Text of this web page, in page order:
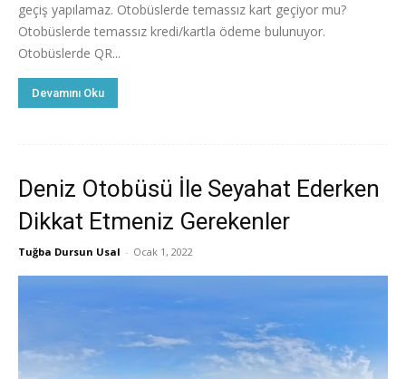
geçiş yapılamaz. Otobüslerde temassız kart geçiyor mu?
Otobüslerde temassız kredi/kartla ödeme bulunuyor.
Otobüslerde QR...
Devamını Oku
Deniz Otobüsü İle Seyahat Ederken
Dikkat Etmeniz Gerekenler
Tuğba Dursun Usal - Ocak 1, 2022